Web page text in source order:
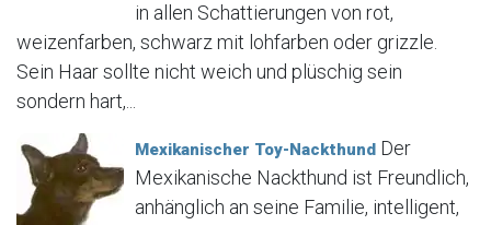
in allen Schattierungen von rot,
weizenfarben, schwarz mit lohfarben oder grizzle.
Sein Haar sollte nicht weich und plüschig sein
sondern hart,...
Mexikanischer Toy-Nackthund Der
Mexikanische Nackthund ist Freundlich,
anhänglich an seine Familie, intelligent,